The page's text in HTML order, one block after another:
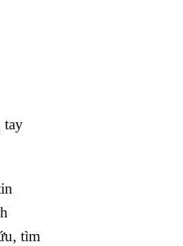
tay
tìm